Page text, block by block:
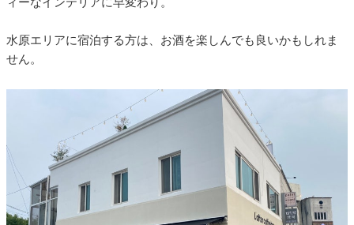
水原エリアに宿泊する方は、お酒を楽しんでも良いかもしれま
せん。